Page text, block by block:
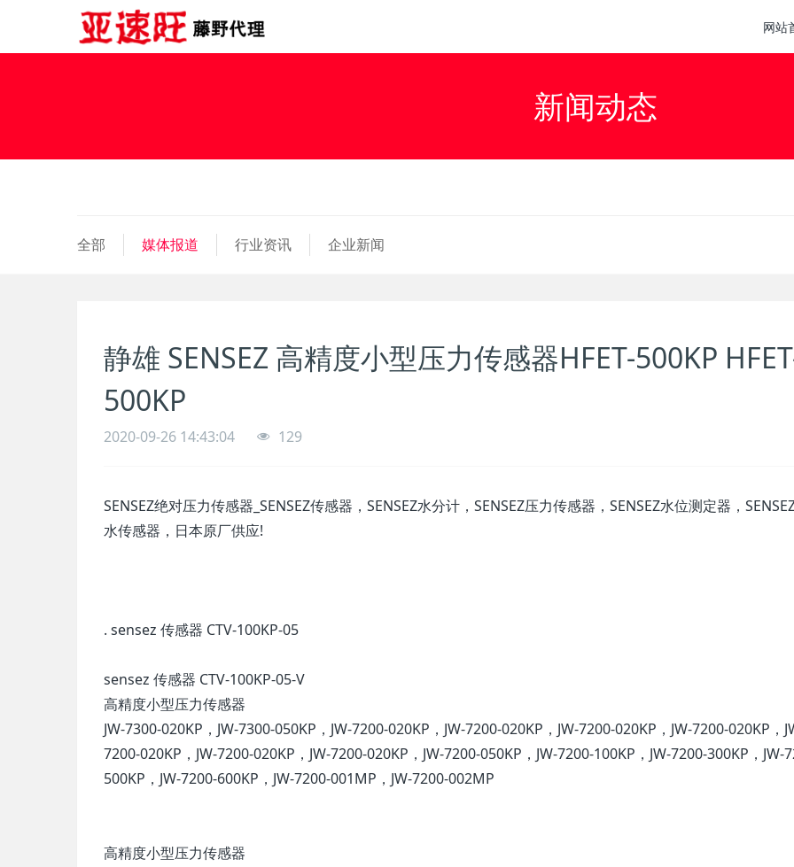
网站
新闻动态
全部 媒体报道 行业资讯 企业新闻
静雄 SENSEZ 高精度小型压力传感器HFET-500KP
500KP
2020-09-26 14:43:04 129
SENSEZ绝对压力传感器_SENSEZ传感器，SENSEZ水分计，SENSEZ压力传感器，SENSEZ水位测定器，
水传感器，日本原厂供应!
. sensez 传感器 CTV-100KP-05
sensez 传感器 CTV-100KP-05-V
高精度小型压力传感器
JW-7300-020KP，JW-7300-050KP，JW-7200-020KP，JW-7200-020KP，JW-7200-020KP，JW-7200-020KP，
7200-020KP，JW-7200-020KP，JW-7200-020KP，JW-7200-050KP，JW-7200-100KP，JW-7200-300KP，JW-
500KP，JW-7200-600KP，JW-7200-001MP，JW-7200-002MP
高精度小型压力传感器